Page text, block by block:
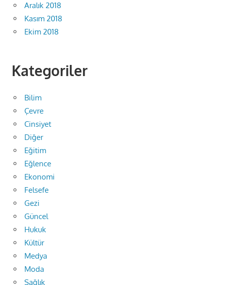
Aralık 2018
Kasım 2018
Ekim 2018
Kategoriler
Bilim
Çevre
Cinsiyet
Diğer
Eğitim
Eğlence
Ekonomi
Felsefe
Gezi
Güncel
Hukuk
Kültür
Medya
Moda
Sağlık